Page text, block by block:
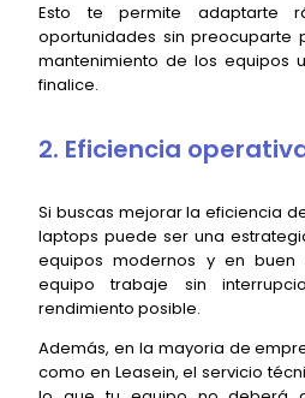
Esto te permite adaptarte
oportunidades sin preocuparte
mantenimiento de los equipos
finalice.
2. Eficiencia
Si buscas mejorar la eficiencia
laptops puede ser una
equipos modernos y en
equipo trabaje sin
rendimiento posible.
Además, en la mayoria de
como en Leasein, el servicio